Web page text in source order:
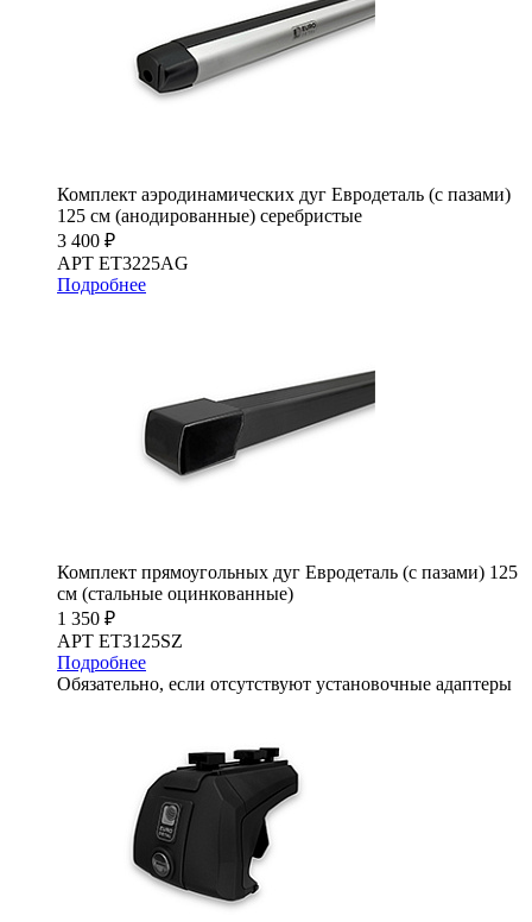
Комплект аэродинамических дуг Евродеталь (с пазами)
125 см (анодированные) серебристые
3 400 ₽
АРТ ET3225AG
Подробнее
Комплект прямоугольных дуг Евродеталь (с пазами) 125
см (стальные оцинкованные)
1 350 ₽
АРТ ET3125SZ
Подробнее
Обязательно, если отсутствуют установочные адаптеры